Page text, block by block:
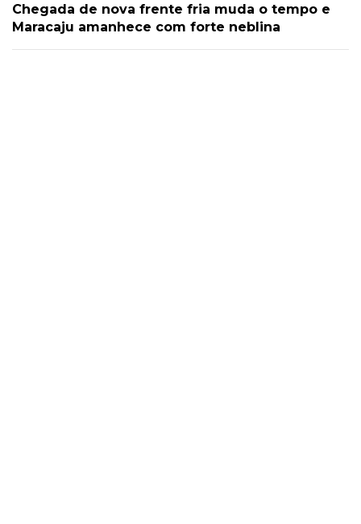
Chegada de nova frente fria muda o tempo e
Maracaju amanhece com forte neblina